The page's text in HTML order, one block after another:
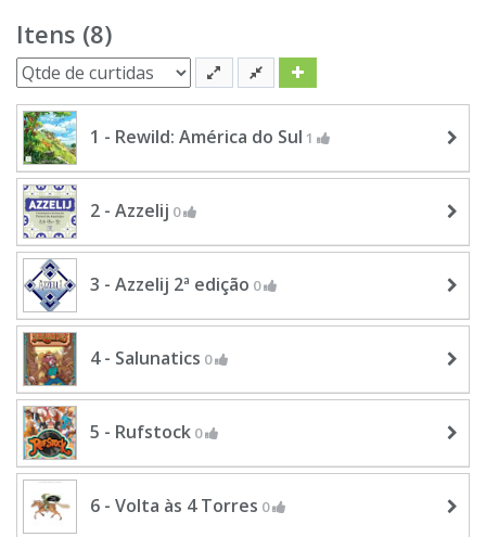
Itens (8)
1 - Rewild: América do Sul 1
2 - Azzelij 0
3 - Azzelij 2ª edição 0
4 - Salunatics 0
5 - Rufstock 0
6 - Volta às 4 Torres 0